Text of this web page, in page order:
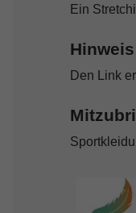
Ein
Hinweis
Den Link